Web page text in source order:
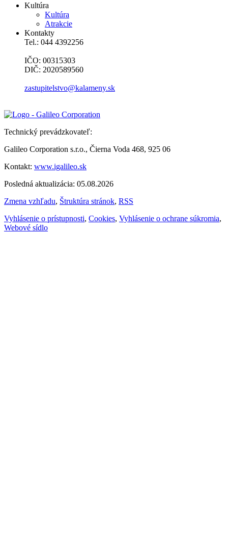
Kultúra
Kultúra
Atrakcie
Kontakty
Tel.: 044 4392256
IČO: 00315303
DIČ: 2020589560
zastupitelstvo@kalameny.sk
Technický prevádzkovateľ:
Galileo Corporation s.r.o., Čierna Voda 468, 925 06
Kontakt: www.igalileo.sk
Posledná aktualizácia: 05.08.2026
Zmena vzhľadu, Štruktúra stránok, RSS
Vyhlásenie o prístupnosti, Cookies, Vyhlásenie o ochrane súkromia,
Webové sídlo